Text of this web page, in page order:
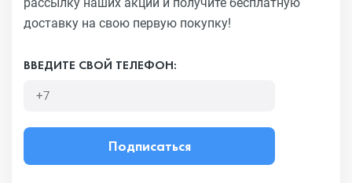
доставку на свою первую покупку!
ВВЕДИТЕ СВОЙ ТЕЛЕФОН:
Подписаться